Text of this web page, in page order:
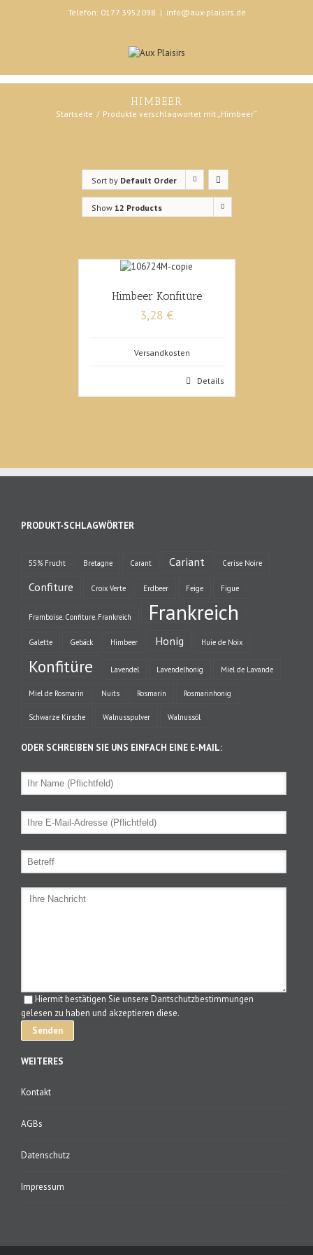
Telefon: 0177 3952098 | info@aux-plaisirs.de
HIMBEER
Startseite Produkte verschlagwortet mit „Himbeer“
Sort by Default Order
Show 12 Products
Himbeer Konfitüre
3,28 €
Versandkosten
Details
PRODUKT-SCHLAGWÖRTER
55% Frucht Bretagne Carant Cariant Cerise Noire
Confiture Croix Verte Erdbeer Feige Figue
Framboise. Confiture. Frankreich Frankreich
Galette Gebäck Himbeer Honig Huie de Noix
Konfitüre Lavendel Lavendelhonig Miel de Lavande
Miel de Rosmarin Nuits Rosmarin Rosmarinhonig
Schwarze Kirsche Walnusspulver Walnussöl
ODER SCHREIBEN SIE UNS EINFACH EINE E-MAIL:
Hiermit bestätigen Sie unsere Dantschutzbestimmungen
gelesen zu haben und akzeptieren diese.
WEITERES
Kontakt
AGBs
Datenschutz
Impressum